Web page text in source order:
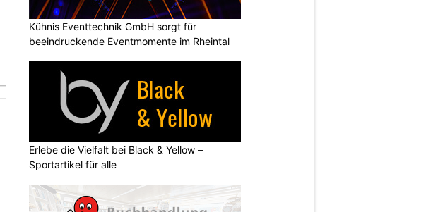
Kühnis Eventtechnik GmbH sorgt für
beeindruckende Eventmomente im Rheintal
Erlebe die Vielfalt bei Black & Yellow –
Sportartikel für alle